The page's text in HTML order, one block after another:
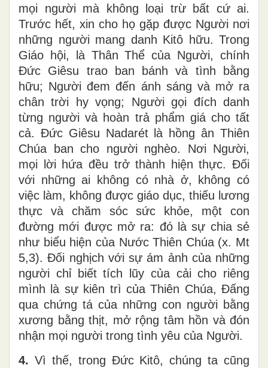
mọi người mà không loại trừ bất cứ ai.
Trước hết, xin cho họ gặp được Người nơi
những người mang danh Kitô hữu. Trong
Giáo hội, là Thân Thể của Người, chính
Đức Giêsu trao ban bánh và tình bằng
hữu; Người đem đến ánh sáng và mở ra
chân trời hy vọng; Người gọi đích danh
từng người và hoàn trả phẩm giá cho tất
cả. Đức Giêsu Nadarét là hồng ân Thiên
Chúa ban cho người nghèo. Nơi Người,
mọi lời hứa đều trở thành hiện thực. Đối
với những ai không có nhà ở, không có
việc làm, không được giáo dục, thiếu lương
thực và chăm sóc sức khỏe, một con
đường mới được mở ra: đó là sự chia sẻ
như biểu hiện của Nước Thiên Chúa (x. Mt
5,3). Đối nghịch với sự ám ảnh của những
người chỉ biết tích lũy của cải cho riêng
mình là sự kiên trì của Thiên Chúa, Đấng
qua chứng tá của những con người bằng
xương bằng thịt, mở rộng tâm hồn và đón
nhận mọi người trong tình yêu của Người.
4. Vì thế, trong Đức Kitô, chúng ta cũng